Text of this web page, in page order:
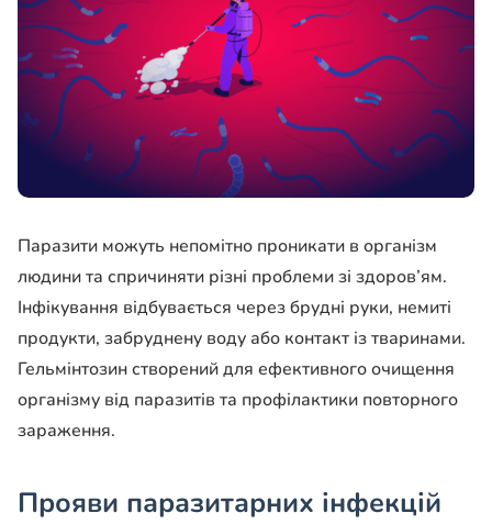
Паразити можуть непомітно проникати в організм
людини та спричиняти різні проблеми зі здоров’ям.
Інфікування відбувається через брудні руки, немиті
продукти, забруднену воду або контакт із тваринами.
Гельмінтозин створений для ефективного очищення
організму від паразитів та профілактики повторного
зараження.
Прояви паразитарних інфекцій